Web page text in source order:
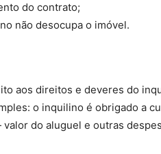
do contrato;
não desocupa o imóvel.
aos direitos e deveres do
o inquilino é obrigado a
do aluguel e outras